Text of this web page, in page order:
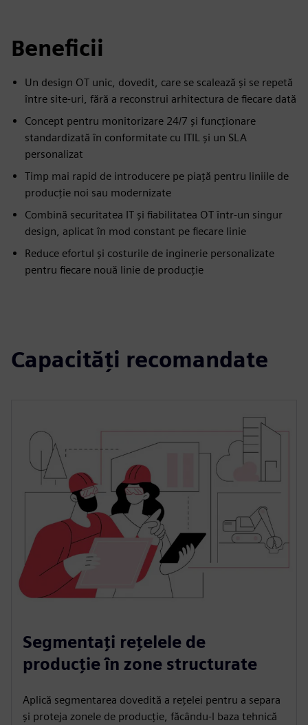
Beneficii
Un design OT unic, dovedit, care se scalează și se repetă
între site-uri, fără a reconstrui arhitectura de fiecare dată
Concept pentru monitorizare 24/7 și funcționare
standardizată în conformitate cu ITIL și un SLA
personalizat
Timp mai rapid de introducere pe piață pentru liniile de
producție noi sau modernizate
Combină securitatea IT și fiabilitatea OT într-un singur
design, aplicat în mod constant pe fiecare linie
Reduce efortul și costurile de inginerie personalizate
pentru fiecare nouă linie de producție
Capacități recomandate
Segmentați rețelele de
producție în zone structurate
Aplică segmentarea dovedită a rețelei pentru a separa
și proteja zonele de producție, făcându-l baza tehnică